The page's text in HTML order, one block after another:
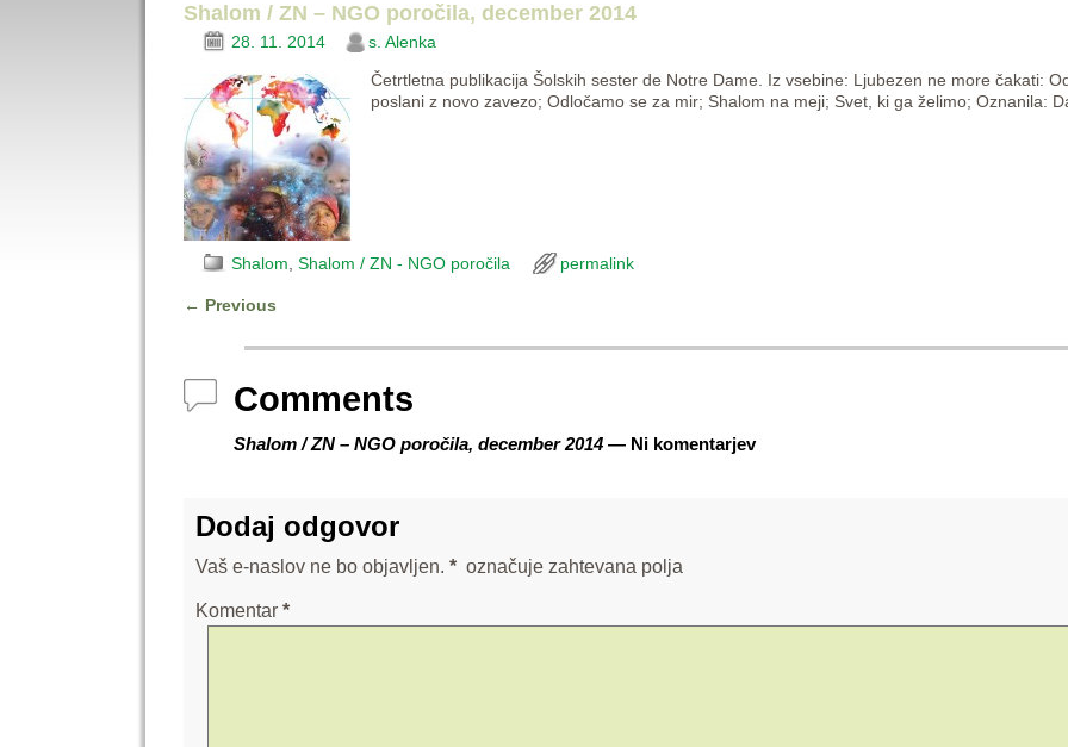
Shalom / ZN – NGO poročila, december 2014
28. 11. 2014
s. Alenka
Četrtletna publikacija Šolskih sester de Notre Dame. Iz vsebine: Ljubezen ne more čakati:
poslani z novo zavezo; Odločamo se za mir; Shalom na meji; Svet, ki ga želimo; Oznanila:
Shalom, Shalom / ZN - NGO poročila permalink
← Previous
Comments
Shalom / ZN – NGO poročila, december 2014— Ni komentarjev
Dodaj odgovor
Vaš e-naslov ne bo objavljen. * označuje zahtevana polja
Komentar *